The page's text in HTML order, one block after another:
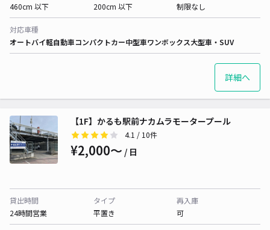
460cm 以下
200cm 以下
制限なし
対応車種
オートバイ軽自動車コンパクトカー中型車ワンボックス大型車・SUV
詳細へ
【1F】かるも駅前ナカムラモータープール
4.1 / 10件
¥2,000〜 / 日
貸出時間
24時間営業
タイプ
平置き
再入庫
可